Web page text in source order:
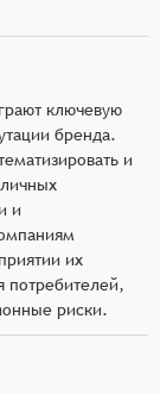
ключевую
бренда.
и
и
их
потребителей,
риски.